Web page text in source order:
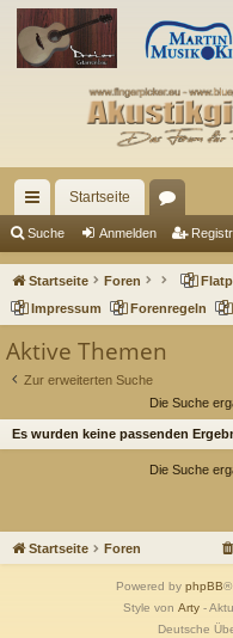
ch
ne
llz
riff
Startseite
en
Suche Anmelden
Startseite Foren
Impressum
Forenregeln
Aktive Themen
Zur erweiterten Suche
Die Suche
Es wurden keine passenden
Die Suche
Startseite Foren
Powered by phpBB®
Style von Arty-
Deutsche